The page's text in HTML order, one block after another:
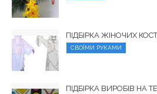
ПІДБІРКА ЖІНОЧИХ
СВОЇМИ РУКАМИ
ПІДБІРКА ВИРОБІВ НА